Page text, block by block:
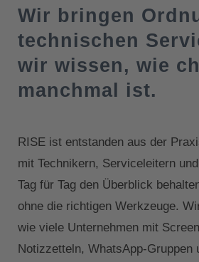
Wir bringen
technischen
wir wissen, wie
manchmal ist.
RISE ist entstanden aus der
mit Technikern, Serviceleitern
Tag für Tag den Überblick
ohne die richtigen Werkzeuge.
wie viele Unternehmen mit
Notizzetteln, WhatsApp-Gruppen